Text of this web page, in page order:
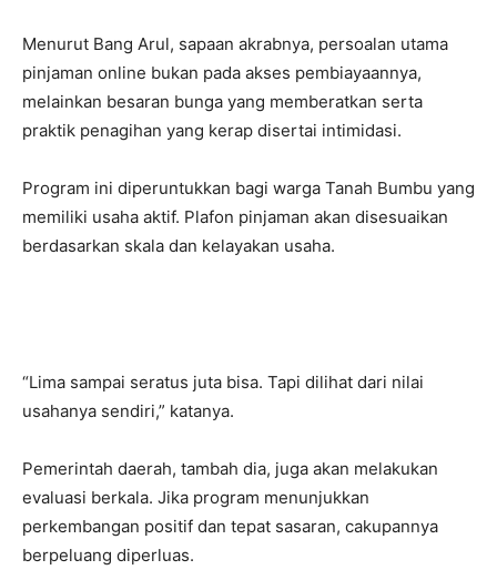
Menurut Bang Arul, sapaan akrabnya, persoalan utama
pinjaman online bukan pada akses pembiayaannya,
melainkan besaran bunga yang memberatkan serta
praktik penagihan yang kerap disertai intimidasi.
Program ini diperuntukkan bagi warga Tanah Bumbu yang
memiliki usaha aktif. Plafon pinjaman akan disesuaikan
berdasarkan skala dan kelayakan usaha.
“Lima sampai seratus juta bisa. Tapi dilihat dari nilai
usahanya sendiri,” katanya.
Pemerintah daerah, tambah dia, juga akan melakukan
evaluasi berkala. Jika program menunjukkan
perkembangan positif dan tepat sasaran, cakupannya
berpeluang diperluas.